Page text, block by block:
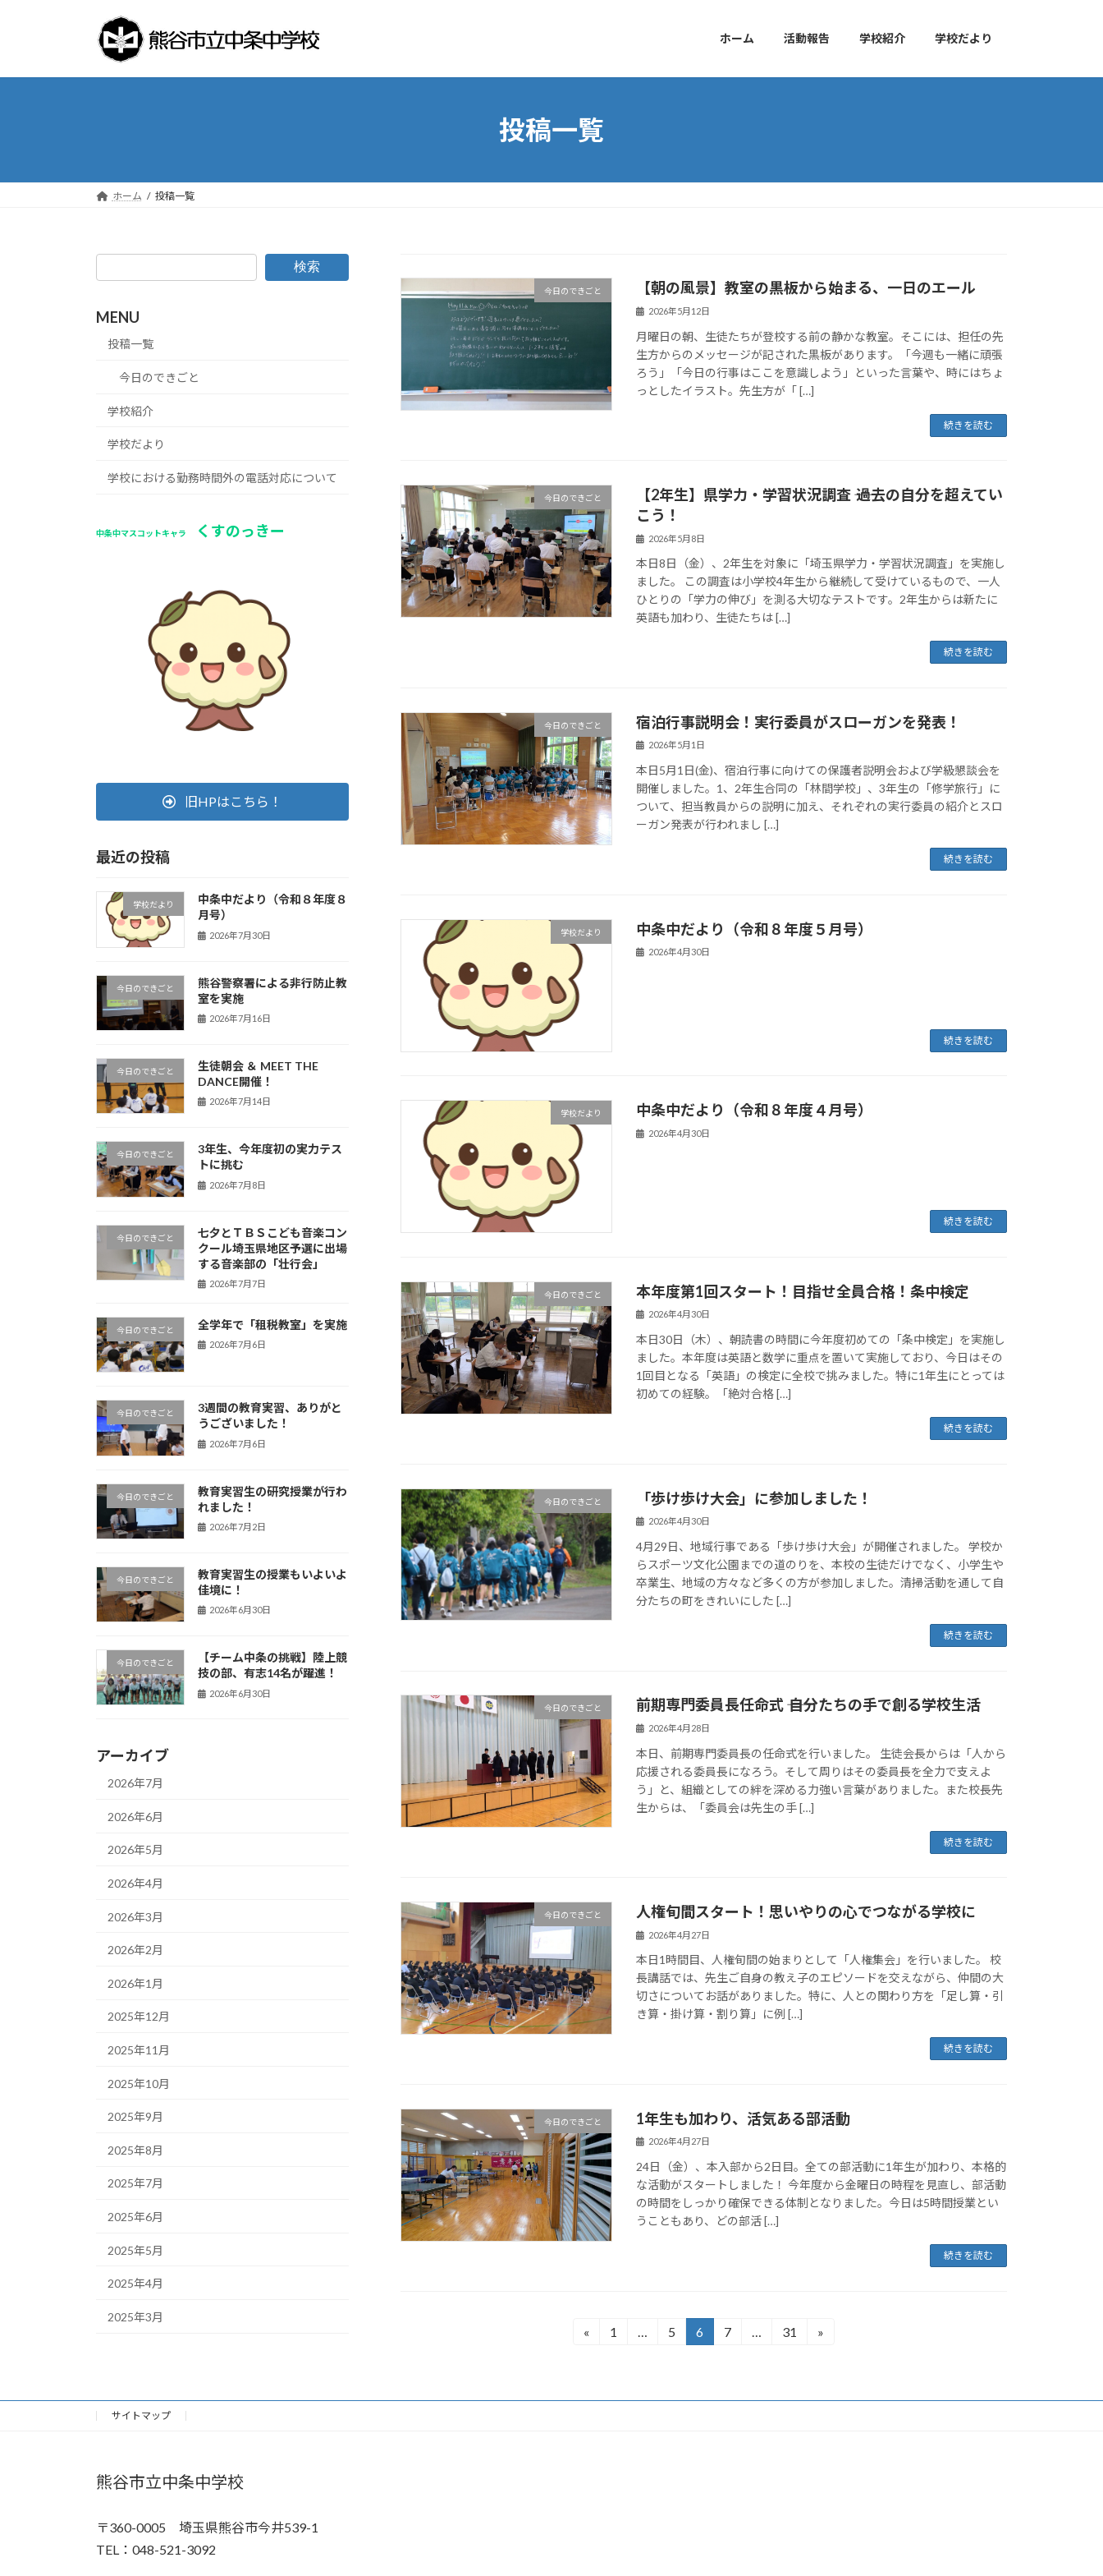
プ
動
ホーム 活動報告 学校紹介 学校だより
投稿一覧
ホーム 投稿一覧
今日のできごと 【朝の風景】教室の黒板から始まる、一日のエール
2026年5月12日
月曜日の朝、生徒たちが登校する前の静かな教室。そこには、担任の先
生方からのメッセージが記された黒板があります。「今週も一緒に頑張
ろう」「今日の行事はここを意識しよう」といった言葉や、時にはちょ
っとしたイラスト。先生方が「 […]
続きを読む
今日のできごと
【2年生】県学力・学習状況調査 ―― 過去の自分を超えてい
こう！
2026年5月8日
本日8日（金）、2年生を対象に「埼玉県学力・学習状況調査」を実施し
ました。 この調査は小学校4年生から継続して受けているもので、一人
ひとりの「学力の伸び」を測る大切なテストです。2年生からは新たに
英語も加わり、生徒たちは […]
続きを読む
今日のできごと 宿泊行事説明会！実行委員がスローガンを発表！
2026年5月1日
本日5月1日(金)、宿泊行事に向けての保護者説明会および学級懇談会を
開催しました。1、2年生合同の「林間学校」、3年生の「修学旅行」に
ついて、担当教員からの説明に加え、それぞれの実行委員の紹介とスロ
ーガン発表が行われまし […]
続きを読む
学校だより 中条中だより（令和８年度５月号）
2026年4月30日
続きを読む
学校だより 中条中だより（令和８年度４月号）
2026年4月30日
続きを読む
今日のできごと 本年度第1回スタート！目指せ全員合格！条中検定
2026年4月30日
本日30日（木）、朝読書の時間に今年度初めての「条中検定」を実施し
ました。本年度は英語と数学に重点を置いて実施しており、今日はその
1回目となる「英語」の検定に全校で挑みました。特に1年生にとっては
初めての経験。「絶対合格 […]
続きを読む
今日のできごと 「歩け歩け大会」に参加しました！
2026年4月30日
4月29日、地域行事である「歩け歩け大会」が開催されました。 学校か
らスポーツ文化公園までの道のりを、本校の生徒だけでなく、小学生や
卒業生、地域の方々など多くの方が参加しました。清掃活動を通して自
分たちの町をきれいにした […]
続きを読む
今日のできごと 前期専門委員長任命式 ―― 自分たちの手で創る学校生活
2026年4月28日
本日、前期専門委員長の任命式を行いました。 生徒会長からは「人から
応援される委員長になろう。そして周りはその委員長を全力で支えよ
う」と、組織としての絆を深める力強い言葉がありました。また校長先
生からは、「委員会は先生の手 […]
続きを読む
今日のできごと 人権旬間スタート！思いやりの心でつながる学校に
2026年4月27日
本日1時間目、人権旬間の始まりとして「人権集会」を行いました。 校
長講話では、先生ご自身の教え子のエピソードを交えながら、仲間の大
切さについてお話がありました。特に、人との関わり方を「足し算・引
き算・掛け算・割り算」に例 […]
続きを読む
今日のできごと 1年生も加わり、活気ある部活動
2026年4月27日
24日（金）、本入部から2日目。全ての部活動に1年生が加わり、本格的
な活動がスタートしました！ 今年度から金曜日の時程を見直し、部活動
の時間をしっかり確保できる体制となりました。今日は5時間授業とい
うこともあり、どの部活 […]
続きを読む
の
«
固
1 …
固
5
固
6
固
7 …
固
31 »
検索
MENU
投稿一覧
今日のできごと
学校紹介
学校だより
学校における勤務時間外の電話対応について
中条中マスコットキャラ くすのっきー
旧HPはこちら！
最近の投稿
学校だより
中条中だより（令和８年度８
月号）
2026年7月30日
今日のできごと
熊谷警察署による非行防止教
室を実施
2026年7月16日
今日のできごと
生徒朝会 ＆ MEET THE
DANCE開催！
2026年7月14日
今日のできごと
3年生、今年度初の実力テス
トに挑む
2026年7月8日
今日のできごと
七夕とＴＢＳこども音楽コン
クール埼玉県地区予選に出場
する音楽部の「壮行会」
2026年7月7日
今日のできごと 全学年で「租税教室」を実施
2026年7月6日
今日のできごと
3週間の教育実習、ありがと
うございました！
2026年7月6日
今日のできごと
教育実習生の研究授業が行わ
れました！
2026年7月2日
今日のできごと
教育実習生の授業もいよいよ
佳境に！
2026年6月30日
今日のできごと
【チーム中条の挑戦】陸上競
技の部、有志14名が躍進！
2026年6月30日
アーカイブ
2026年7月
2026年6月
2026年5月
2026年4月
2026年3月
2026年2月
2026年1月
2025年12月
2025年11月
2025年10月
2025年9月
2025年8月
2025年7月
2025年6月
2025年5月
2025年4月
2025年3月
サイトマップ
熊谷市立中条中学校
〒360-0005 埼玉県熊谷市今井539-1
TEL：048-521-3092